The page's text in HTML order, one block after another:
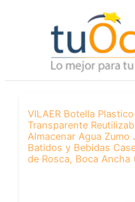
VILAER Botella
Transparente
Almacenar Agua Zumo
Batidos y Bebidas
de Rosca, Boca Ancha